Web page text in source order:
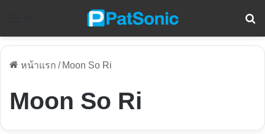
หน้าแรก / Moon So Ri
Moon So Ri